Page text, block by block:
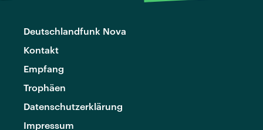
Deutschlandfunk Nova
Kontakt
Empfang
Trophäen
Datenschutzerklärung
Impressum